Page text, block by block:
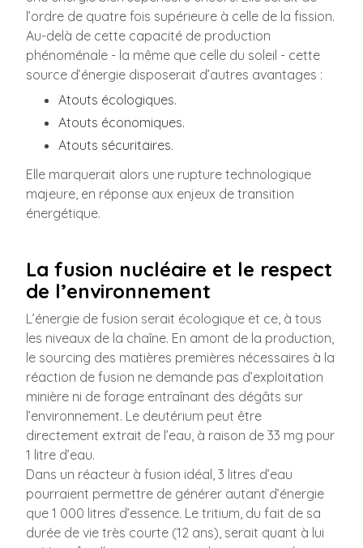
l’ordre de quatre fois supérieure à celle de la fission.
Au-delà de cette capacité de production
phénoménale - la même que celle du soleil - cette
source d’énergie disposerait d’autres avantages :
Atouts écologiques.
Atouts économiques.
Atouts sécuritaires.
Elle marquerait alors une rupture technologique
majeure, en réponse aux enjeux de transition
énergétique.
La fusion nucléaire et le respect
de l’environnement
L’énergie de fusion serait écologique et ce, à tous
les niveaux de la chaîne. En amont de la production,
le sourcing des matières premières nécessaires à la
réaction de fusion ne demande pas d’exploitation
minière ni de forage entraînant des dégâts sur
l’environnement. Le deutérium peut être
directement extrait de l’eau, à raison de 33 mg pour
1 litre d’eau.
Dans un réacteur à fusion idéal, 3 litres d’eau
pourraient permettre de générer autant d’énergie
que 1 000 litres d’essence. Le tritium, du fait de sa
durée de vie très courte (12 ans), serait quant à lui